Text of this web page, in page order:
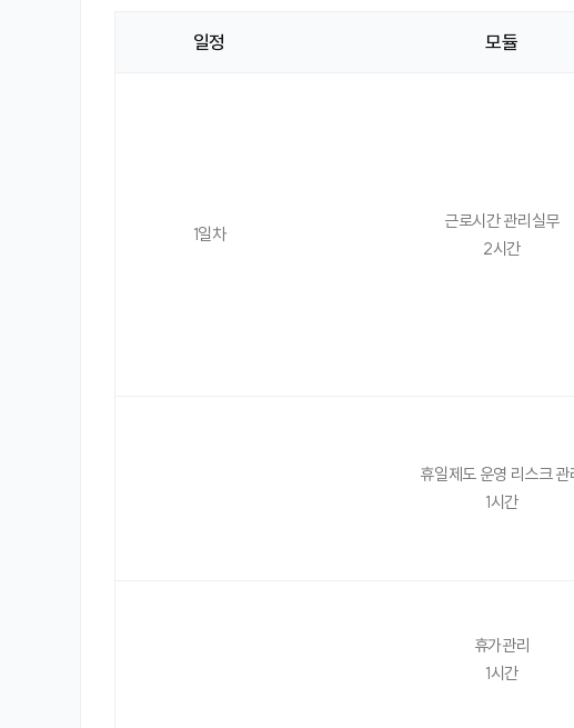
일정 모듈
1일차
근로시간 관리실무
2시간
휴일제도 운영 리스크 관
1시간
휴가관리
1시간